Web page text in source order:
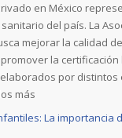
en México
del país. La
mejorar la calidad
la
por
más
La importancia